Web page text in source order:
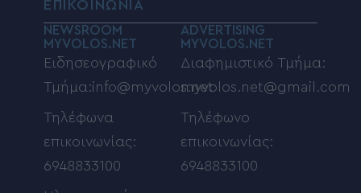
ΕΠΙΚΟΙΝΩΝΙΑ
NEWSROOM
MYVOLOS.NET
Ειδησεογραφικό
Τμήμα:info@myvolos.net
Τηλέφωνα
επικοινωνίας:
6948833100
ADVERTISING
MYVOLOS.NET
Διαφημιστικό Τμήμα:
myvolos.net@gmail.com
Τηλέφωνο
επικοινωνίας:
6948833100